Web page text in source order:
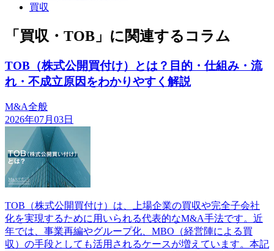
買収
「買収・TOB」に関連するコラム
TOB（株式公開買付け）とは？目的・仕組み・流
れ・不成立原因をわかりやすく解説
M&A全般
2026年07月03日
TOB（株式公開買付け）は、上場企業の買収や完全子会社
化を実現するために用いられる代表的なM&A手法です。近
年では、事業再編やグループ化、MBO（経営陣による買
収）の手段としても活用されるケースが増えています。本記